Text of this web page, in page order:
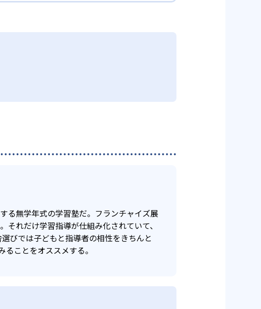
ため、部活や他の習い事で忙しい中高生に
ることも可能だ。
ラムを調整している。
教科に関しては他塾を検討する必要がある
は、通う予定の教室に問い合わせたい。
る無学年式の学習塾だ。フランチャイズ展
れだけ学習指導が仕組み化されていて、
びでは子どもと指導者の相性をきちんと
ことをオススメする。